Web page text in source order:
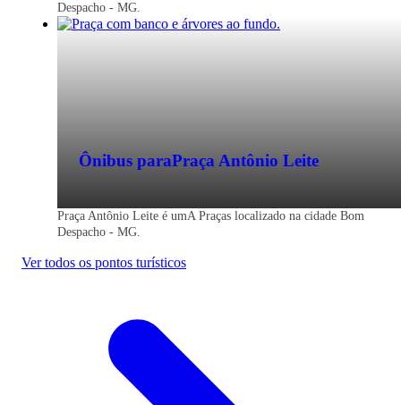
Despacho - MG.
Ônibus paraPraça Antônio Leite
Praça Antônio Leite é umA Praças localizado na cidade Bom
Despacho - MG.
Ver todos os pontos turísticos